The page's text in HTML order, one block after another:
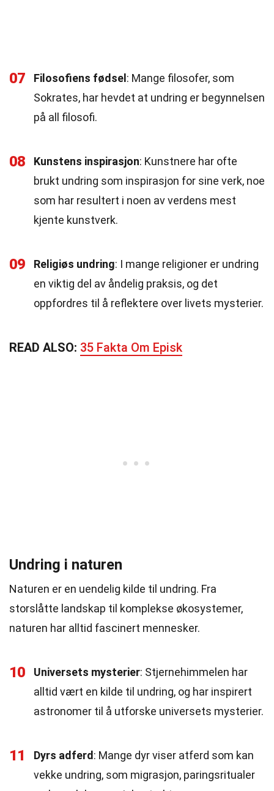
07 Filosofiens fødsel : Mange filosofer, som
Sokrates, har hevdet at undring er begynnelsen
på all filosofi.
08 Kunstens inspirasjon: Kunstnere har ofte
brukt undring som inspirasjon for sine verk, noe
som har resultert i noen av verdens mest
kjente kunstverk.
09 Religiøs undring: I mange religioner er undring
en viktig del av åndelig praksis, og det
oppfordres til å reflektere over livets mysterier.
READ ALSO: 35 Fakta Om Episk
Undring i naturen
Naturen er en uendelig kilde til undring. Fra
storslåtte landskap til komplekse økosystemer,
naturen har alltid fascinert mennesker.
10 Universets mysterier: Stjernehimmelen har
alltid vært en kilde til undring, og har inspirert
astronomer til å utforske universets mysterier.
11 Dyrs adferd : Mange dyr viser atferd som kan
vekke undring, som migrasjon, paringsritualer